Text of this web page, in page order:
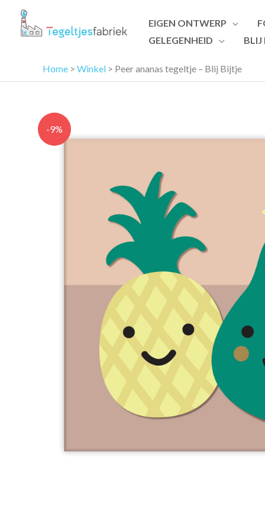
EIGEN ONTWERP
GELEGENHEID
BLIJ
Home > Winkel > Peer ananas tegeltje – Blij Bijtje
-9%